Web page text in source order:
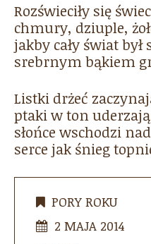
Rozświeciły się
chmury, dziuple,
jakby cały świat
srebrnym bąkiem
Listki drżeć
ptaki w ton
słońce wschodzi
serce jak śnieg
PORY ROKU
2 MAJA 2014